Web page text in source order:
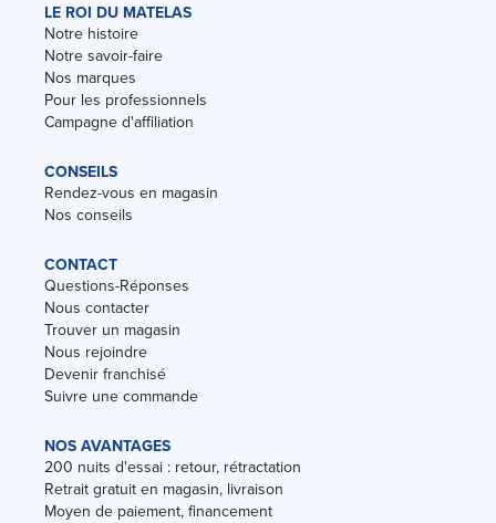
LE ROI DU MATELAS
Notre histoire
Notre savoir-faire
Nos marques
Pour les professionnels
Campagne d'affiliation
CONSEILS
Rendez-vous en magasin
Nos conseils
CONTACT
Questions-Réponses
Nous contacter
Trouver un magasin
Nous rejoindre
Devenir franchisé
Suivre une commande
NOS AVANTAGES
200 nuits d'essai : retour, rétractation
Retrait gratuit en magasin, livraison
Moyen de paiement, financement